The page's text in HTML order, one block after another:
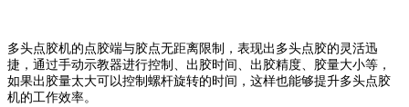
多头点胶机的点胶端与胶点无距离限制，表现出多头点胶的灵活迅
捷，通过手动示教器进行控制、出胶时间、出胶精度、胶量大小等，
如果出胶量太大可以控制螺杆旋转的时间，这样也能够提升多头点胶
机的工作效率。